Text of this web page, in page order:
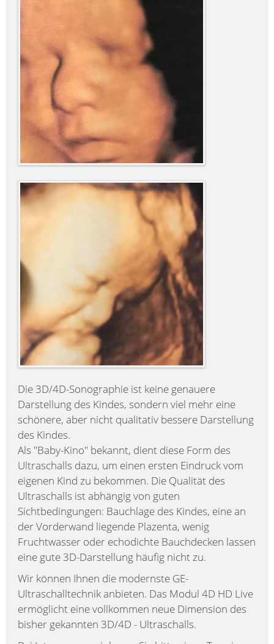
Die 3D/4D-Sonographie ist keine genauere
Darstellung des Kindes, sondern viel mehr eine
schönere, aber nicht qualitativ bessere Darstellung
des Kindes.
Als "Baby-Kino" bekannt, dient diese Form des
Ultraschalls dazu, um einen ersten Eindruck vom
eigenen Kind zu bekommen. Die Qualität des
Ultraschalls ist abhängig von guten
Sichtbedingungen: Bauchlage des Kindes, eine an
der Vorderwand liegende Plazenta, wenig
Fruchtwasser oder echodichte Bauchdecken lassen
eine gute 3D-Darstellung häufig nicht zu.
Wir können Ihnen die modernste GE-
Ultraschalltechnik anbieten. Das Modul 4D HD Live
ermöglicht eine vollkommen neue Dimension des
bisher gekannten 3D/4D - Ultraschalls.